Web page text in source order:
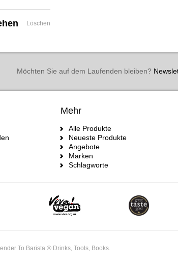
Löschen
Möchten Sie auf dem Laufenden bleiben?
Mehr
Alle Produkte
Neueste Produkte
Angebote
Marken
Schlagworte
To Barista ® Drinks, Tools, Books.